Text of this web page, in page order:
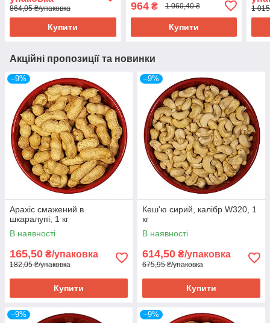
864,05 ₴/упаковка
Купити
964₴ 1 060,40 ₴
Купити
1
Акційні пропозиції та новинки
–9%
Арахіс смажений в
шкаралупі, 1 кг
В наявності
165,50 ₴/упаковка
182,05 ₴/упаковка
Купити
–9%
Кеш'ю сирий, калібр W320, 1
кг
В наявності
614,50 ₴/упаковка
675,95 ₴/упаковка
Купити
–9% –9%